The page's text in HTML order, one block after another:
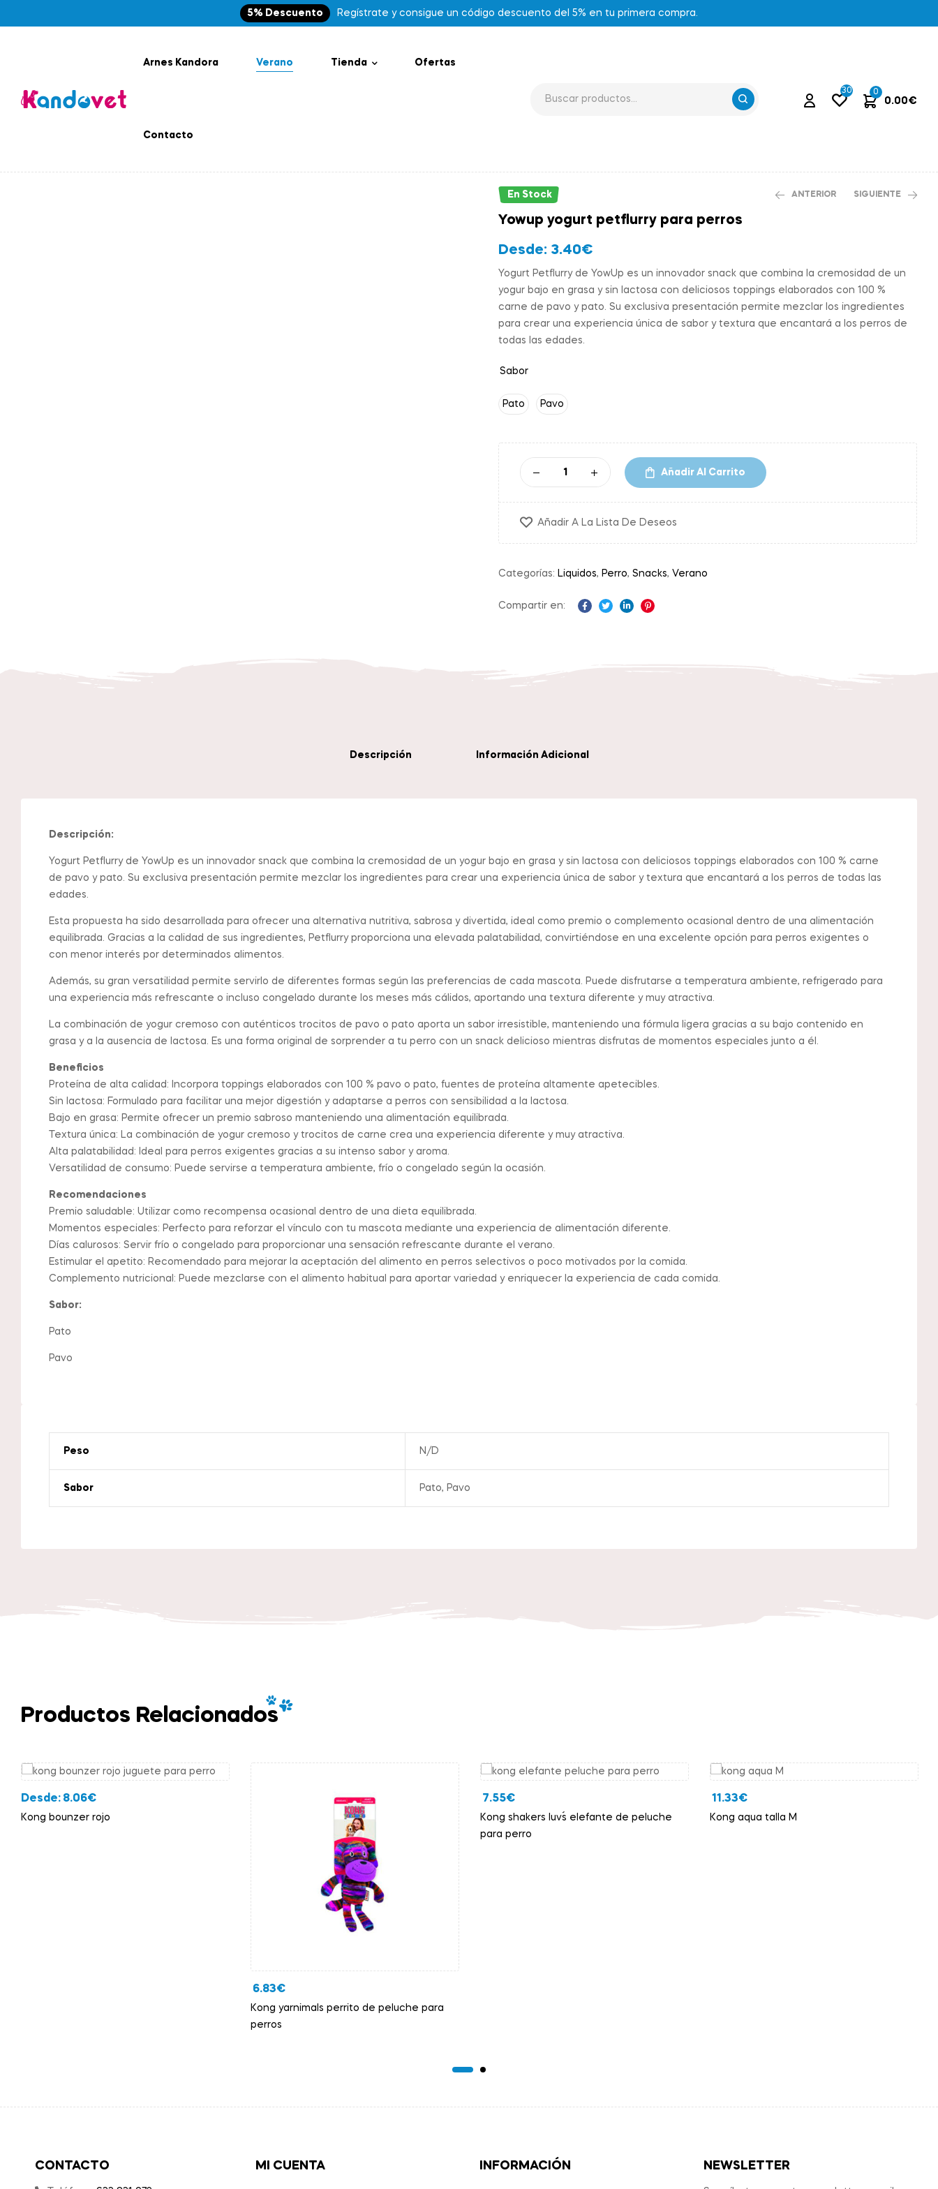
5% Descuento Regístrate y consigue un código descuento del 5% en tu primera compra.
Arnes Kandora Verano Tienda Ofertas
Contacto
30 0
0.00€
En Stock ANTERIOR SIGUIENTE
Yowup yogurt petflurry para perros
Desde: 3.40€
Yogurt Petflurry de YowUp es un innovador snack que combina la cremosidad de un
yogur bajo en grasa y sin lactosa con deliciosos toppings elaborados con 100 %
carne de pavo y pato. Su exclusiva presentación permite mezclar los ingredientes
para crear una experiencia única de sabor y textura que encantará a los perros de
todas las edades.
Sabor
Pato Pavo
Añadir Al Carrito
Añadir A La Lista De Deseos
Categorías: Liquidos, Perro, Snacks, Verano
Compartir en:
Descripción Información Adicional
Descripción:
Yogurt Petflurry de YowUp es un innovador snack que combina la cremosidad de un yogur bajo en grasa y sin lactosa con deliciosos toppings elaborados con 100 % carne
de pavo y pato. Su exclusiva presentación permite mezclar los ingredientes para crear una experiencia única de sabor y textura que encantará a los perros de todas las
edades.
Esta propuesta ha sido desarrollada para ofrecer una alternativa nutritiva, sabrosa y divertida, ideal como premio o complemento ocasional dentro de una alimentación
equilibrada. Gracias a la calidad de sus ingredientes, Petflurry proporciona una elevada palatabilidad, convirtiéndose en una excelente opción para perros exigentes o
con menor interés por determinados alimentos.
Además, su gran versatilidad permite servirlo de diferentes formas según las preferencias de cada mascota. Puede disfrutarse a temperatura ambiente, refrigerado para
una experiencia más refrescante o incluso congelado durante los meses más cálidos, aportando una textura diferente y muy atractiva.
La combinación de yogur cremoso con auténticos trocitos de pavo o pato aporta un sabor irresistible, manteniendo una fórmula ligera gracias a su bajo contenido en
grasa y a la ausencia de lactosa. Es una forma original de sorprender a tu perro con un snack delicioso mientras disfrutas de momentos especiales junto a él.
Beneficios
Proteína de alta calidad: Incorpora toppings elaborados con 100 % pavo o pato, fuentes de proteína altamente apetecibles.
Sin lactosa: Formulado para facilitar una mejor digestión y adaptarse a perros con sensibilidad a la lactosa.
Bajo en grasa: Permite ofrecer un premio sabroso manteniendo una alimentación equilibrada.
Textura única: La combinación de yogur cremoso y trocitos de carne crea una experiencia diferente y muy atractiva.
Alta palatabilidad: Ideal para perros exigentes gracias a su intenso sabor y aroma.
Versatilidad de consumo: Puede servirse a temperatura ambiente, frío o congelado según la ocasión.
Recomendaciones
Premio saludable: Utilizar como recompensa ocasional dentro de una dieta equilibrada.
Momentos especiales: Perfecto para reforzar el vínculo con tu mascota mediante una experiencia de alimentación diferente.
Días calurosos: Servir frío o congelado para proporcionar una sensación refrescante durante el verano.
Estimular el apetito: Recomendado para mejorar la aceptación del alimento en perros selectivos o poco motivados por la comida.
Complemento nutricional: Puede mezclarse con el alimento habitual para aportar variedad y enriquecer la experiencia de cada comida.
Sabor:
Pato
Pavo
Peso N/D
Sabor Pato, Pavo
Productos Relacionados
Desde: 8.06€
Kong bounzer rojo
6.83€
Kong yarnimals perrito de peluche para
perros
7.55€
Kong shakers luv´s elefante de peluche
para perro
11.33€
Kong aqua talla M
CONTACTO MI CUENTA INFORMACIÓN NEWSLETTER